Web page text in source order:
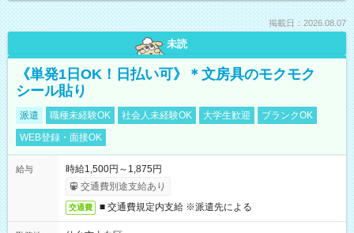
掲載日：2026.08.07
未読
《単発1日OK！日払い可》＊文房具のモクモク
シール貼り
派遣 職種未経験OK 社会人未経験OK 大学生歓迎
ブランクOK
WEB登録・面接OK
給与
時給1,500円～1,875円
交通費別途支給あり
交通費 ■ 交通費規定内支給 ※派遣先による